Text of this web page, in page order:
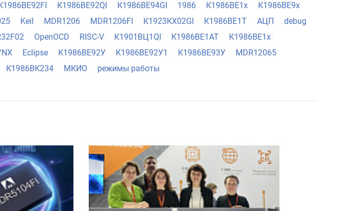
К1986ВЕ92QI К1986ВЕ94GI 1986 К1986ВЕ1x
К1986ВЕ9x
Keil MDR1206 MDR1206FI К1923КХ02GI К1986ВЕ1Т АЦП
debug
OpenOCD RISC-V К1901ВЦ1QI К1986ВЕ1АТ
К1986ВЕ1х
Eclipse К1986ВЕ92У К1986ВЕ92У1 К1986ВЕ93У
MDR12065
К1986ВК234 МКИО режимы работы